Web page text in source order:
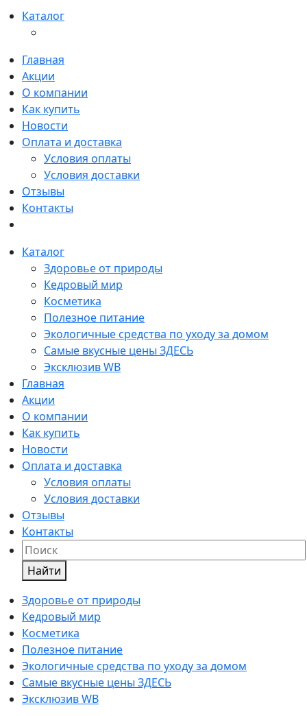
Каталог
Главная
Акции
О компании
Как купить
Новости
Оплата и доставка
Условия оплаты
Условия доставки
Отзывы
Контакты
Каталог
Здоровье от природы
Кедровый мир
Косметика
Полезное питание
Экологичные средства по уходу за домом
Самые вкусные цены ЗДЕСЬ
Эксклюзив WB
Главная
Акции
О компании
Как купить
Новости
Оплата и доставка
Условия оплаты
Условия доставки
Отзывы
Контакты
Найти
Здоровье от природы
Кедровый мир
Косметика
Полезное питание
Экологичные средства по уходу за домом
Самые вкусные цены ЗДЕСЬ
Эксклюзив WB